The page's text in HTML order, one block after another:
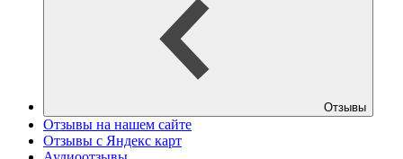
Отзывы
Отзывы на нашем сайте
Отзывы с Яндекс карт